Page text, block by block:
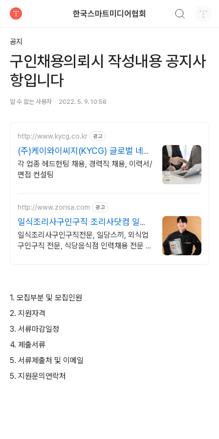
한국스마트미디어협회
공지
구인채용의뢰시 작성내용 공지사
항입니다
알 수 없는 사용자 2022. 5. 9. 10:58
http://www.kycg.co.kr 광고
(주)케이와이씨지(KYCG) 글로벌 네트
워크구축
각 업종 헤드헌팅 채용, 경력직 채용, 이력서/
면접 컨설팅
http://www.zorisa.com 광고
일식조리사구인구직 조리사닷컴 일식
조리사구인구직
일식조리사구인구직전문, 일당스끼, 외식업
구인구직 전문, 식당음식점 인력채용 전문 일
1. 모집부분 및 모집인원
2. 지원자격
3. 서류마감일정
4. 제출서류
5. 서류제출처 및 이메일
5. 지원문의연락처